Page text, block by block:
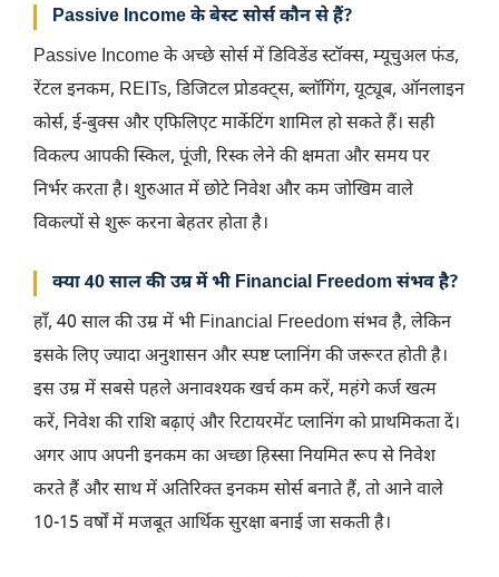
Passive Income के बेस्ट सोर्स कौन से हैं?
Passive Income के अच्छे सोर्स में डिविडेंड स्टॉक्स, म्यूचुअल फंड,
रेंटल इनकम, REITs, डिजिटल प्रोडक्ट्स, ब्लॉगिंग, यूट्यूब, ऑनलाइन
कोर्स, ई-बुक्स और एफिलिएट मार्केटिंग शामिल हो सकते हैं। सही
विकल्प आपकी स्किल, पूंजी, रिस्क लेने की क्षमता और समय पर
निर्भर करता है। शुरुआत में छोटे निवेश और कम जोखिम वाले
विकल्पों से शुरू करना बेहतर होता है।
क्या 40 साल की उम्र में भी Financial Freedom संभव है?
हाँ, 40 साल की उम्र में भी Financial Freedom संभव है, लेकिन
इसके लिए ज्यादा अनुशासन और स्पष्ट प्लानिंग की जरूरत होती है।
इस उम्र में सबसे पहले अनावश्यक खर्च कम करें, महंगे कर्ज खत्म
करें, निवेश की राशि बढ़ाएं और रिटायरमेंट प्लानिंग को प्राथमिकता दें।
अगर आप अपनी इनकम का अच्छा हिस्सा नियमित रूप से निवेश
करते हैं और साथ में अतिरिक्त इनकम सोर्स बनाते हैं, तो आने वाले
10-15 वर्षों में मजबूत आर्थिक सुरक्षा बनाई जा सकती है।